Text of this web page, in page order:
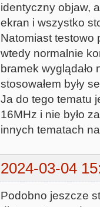
identyczny objaw,
ekran i wszystko
Natomiast testowo
wtedy normalnie
bramek wyglądało
stosowałem były
Ja do tego tematu
16MHz i nie było
innych tematach
2024-03-04
Podobno jeszcze